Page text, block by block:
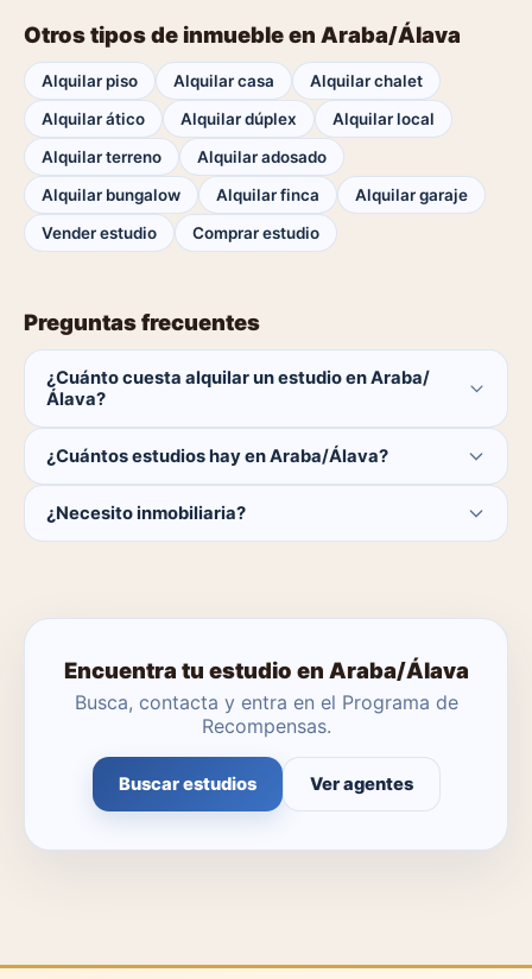
Otros tipos de inmueble en Araba/Álava
Alquilar piso Alquilar casa
Alquilar chalet
Alquilar ático
Alquilar dúplex
Alquilar local
Alquilar terreno
Alquilar adosado
Alquilar bungalow
Alquilar finca
Alquilar garaje
Vender estudio
Comprar estudio
Preguntas frecuentes
¿Cuánto cuesta alquilar un estudio en Araba/
Álava?
¿Cuántos estudios hay en Araba/Álava?
Álava. El catálogo se actualiza a diario.
¿Necesito inmobiliaria?
Encuentra tu estudio en Araba/Álava
Busca, contacta y entra en el Programa de
Recompensas.
Buscar estudios Ver agentes